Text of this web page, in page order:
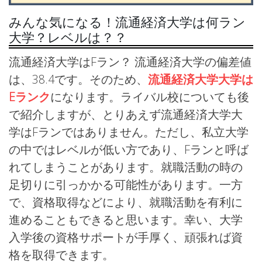
みんな気になる！流通経済大学は何ラン
大学？レベルは？？
流通経済大学はFラン？ 流通経済大学の偏差値
は、38.4です。そのため、 流通経済大学大学は
Eランクになります。ライバル校についても後
で紹介しますが、とりあえず流通経済大学大
学はFランではありません。ただし、私立大学
の中ではレベルが低い方であり、Fランと呼ば
れてしまうことがあります。就職活動の時の
足切りに引っかかる可能性があります。一方
で、資格取得などにより、就職活動を有利に
進めることもできると思います。幸い、大学
入学後の資格サポートが手厚く、頑張れば資
格を取得できます。